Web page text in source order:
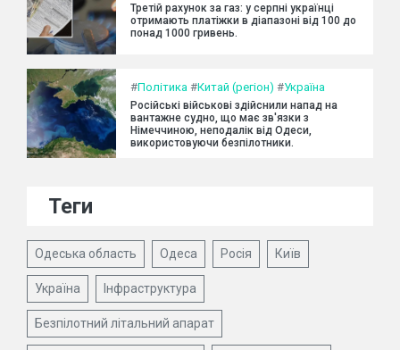
Третій рахунок за газ: у серпні українці
отримають платіжки в діапазоні від 100 до
понад 1000 гривень.
#Політика #Китай (регіон) #Україна
Російські військові здійснили напад на
вантажне судно, що має зв'язки з
Німеччиною, неподалік від Одеси,
використовуючи безпілотники.
Теги
Одеська область Одеса Росія Київ
Україна Інфраструктура
Безпілотний літальний апарат